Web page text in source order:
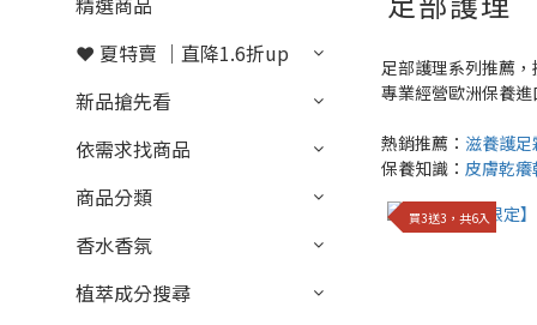
❤️ 夏特賣 ｜直降1.6折up
新品搶先看
依需求找商品
商品分類
香水香氛
植萃成分搜尋
足部護理系列推薦
專業經營歐洲保養
熱銷推薦： 滋養護足
保養知識：皮膚乾
買3送3，共6入